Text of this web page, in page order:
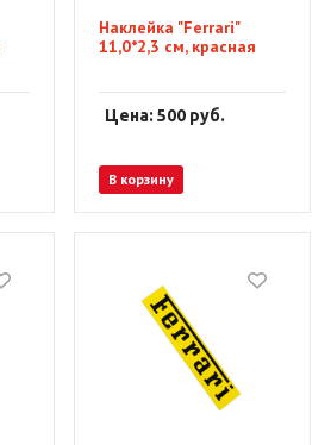
Наклейка "Ferrari"
11,0*2,3 см, красная
Цена: 500 руб.
В корзину